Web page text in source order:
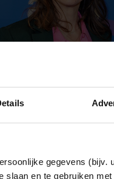
gegevens (bijv.
slaan en te gebruiken
ABBRING OVER
MAG UITDOEN”